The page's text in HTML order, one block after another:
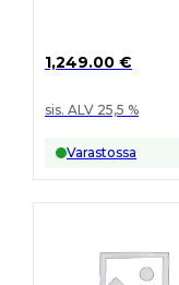
1,249.00 €
sis. ALV 25,5 %
Varastossa